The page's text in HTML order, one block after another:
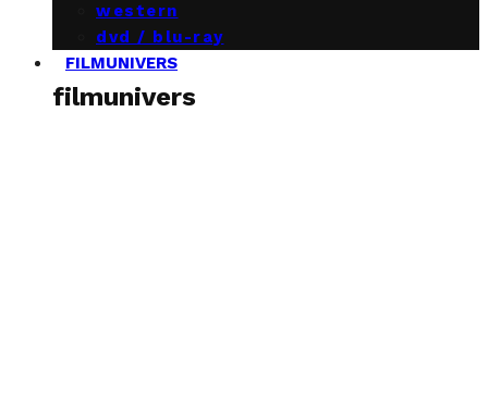
western
dvd / blu-ray
FILMUNIVERS
filmunivers